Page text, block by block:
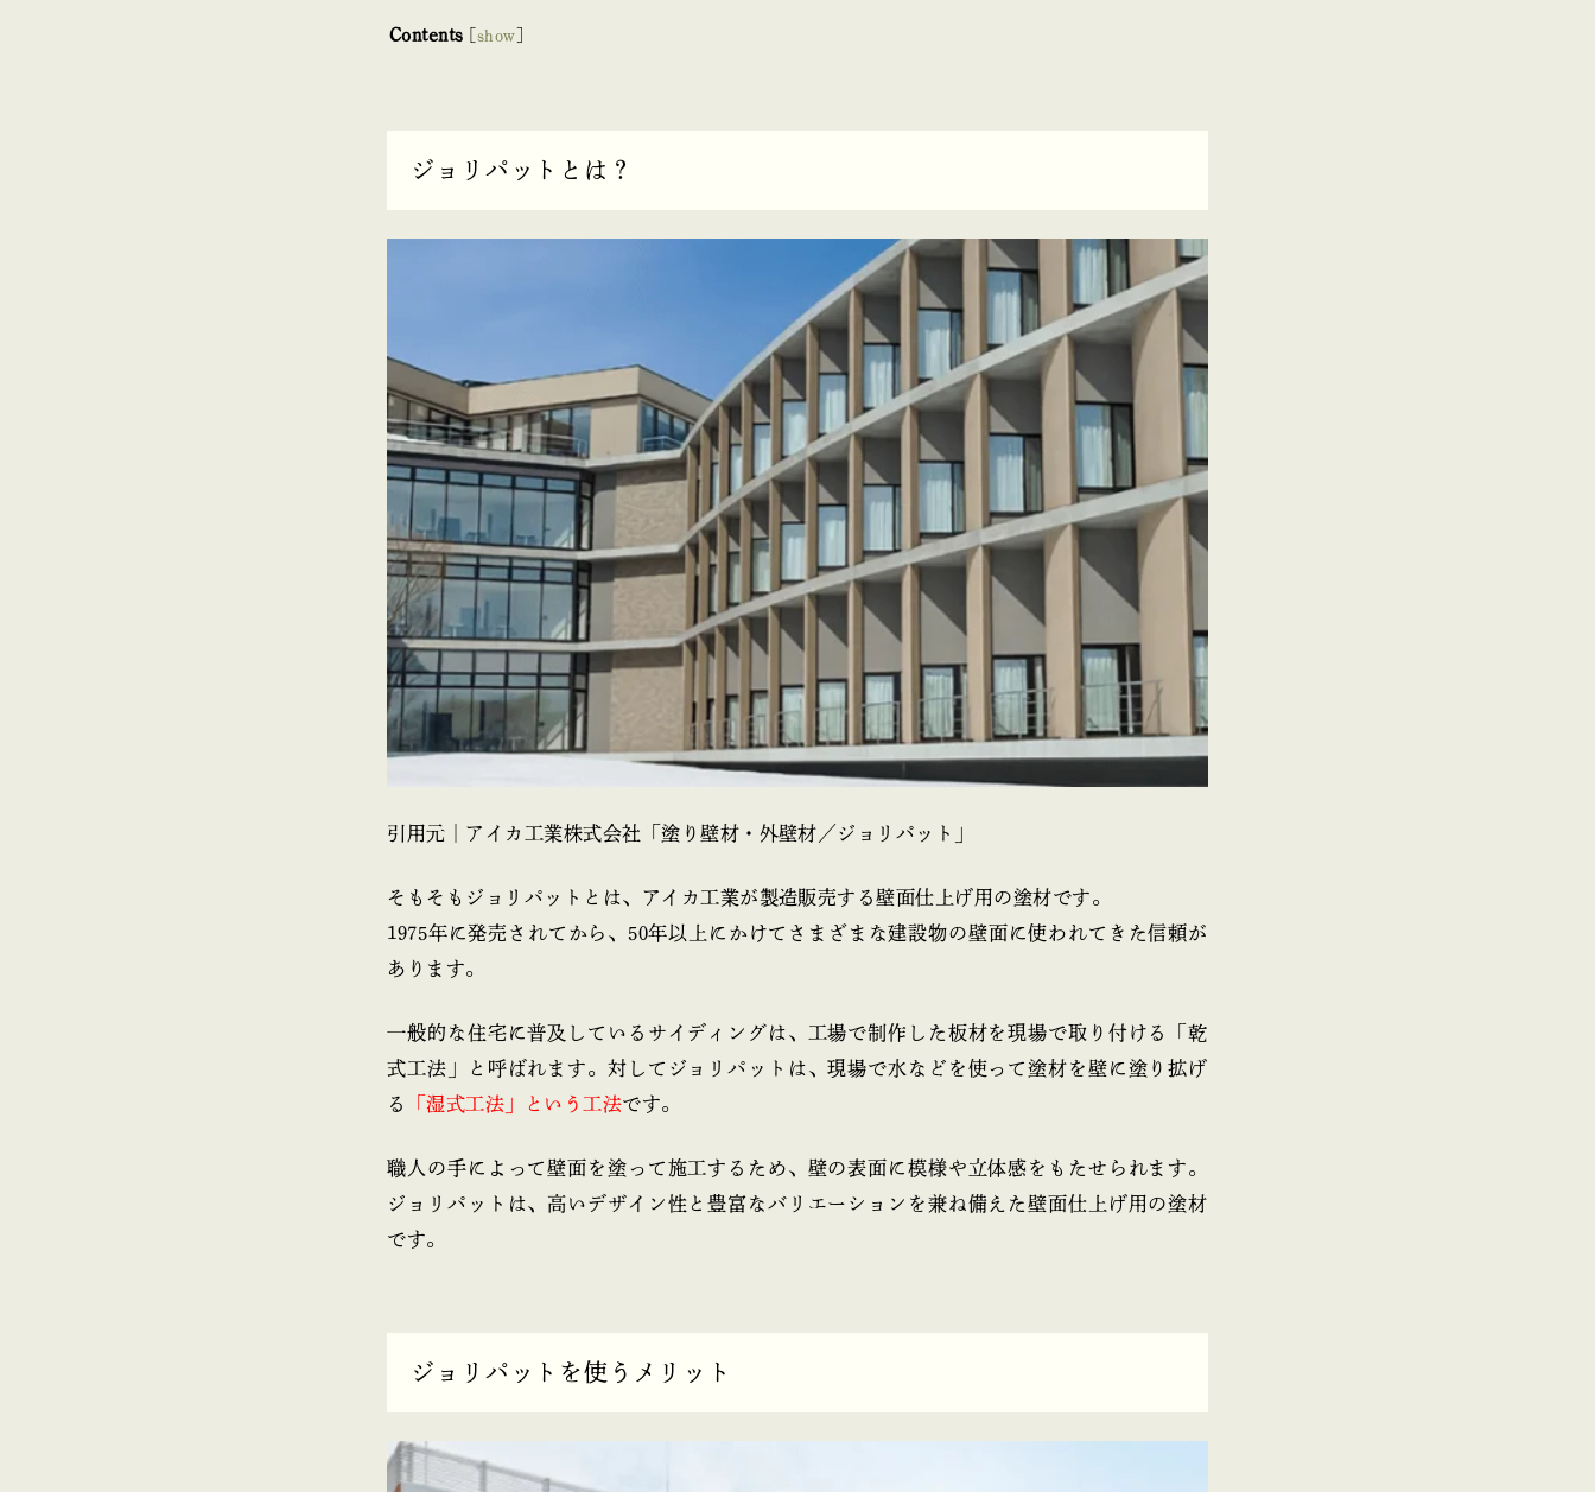
Contents show
ジョリパットとは？
引用元｜アイカ工業株式会社「塗り壁材・外壁材／ジョリパット」
そもそもジョリパットとは、アイカ工業が製造販売する壁面仕上げ用の塗材です。
1975年に発売されてから、50年以上にかけてさまざまな建設物の壁面に使われてきた信頼が
あります。
一般的な住宅に普及しているサイディングは、工場で制作した板材を現場で取り付ける「乾
式工法」と呼ばれます。対してジョリパットは、現場で水などを使って塗材を壁に塗り拡げ
る
「湿式工法」という工法です。
職人の手によって壁面を塗って施工するため、壁の表面に模様や立体感をもたせられます。
ジョリパットは、高いデザイン性と豊富なバリエーションを兼ね備えた壁面仕上げ用の塗材
です。
ジョリパットを使うメリット